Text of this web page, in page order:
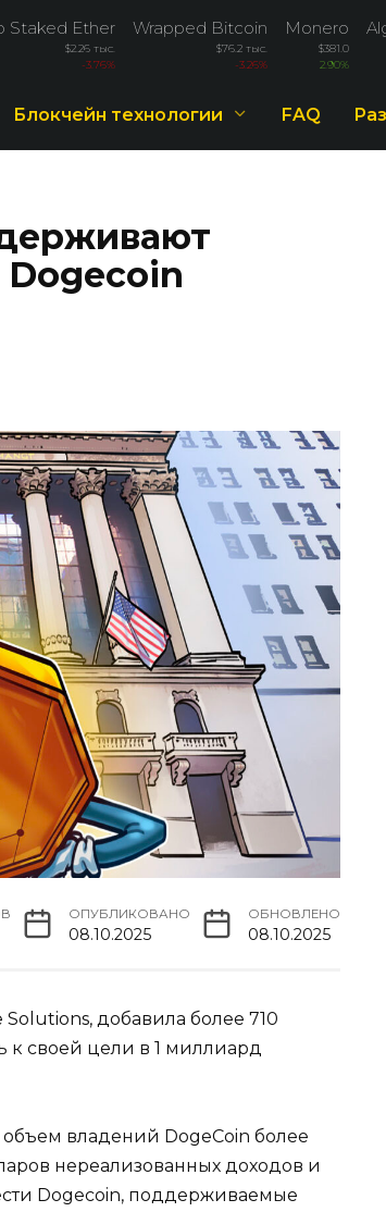
Staked Ether
$2.26 тыс.
-3.76%
Wrapped Bitcoin
$76.2 тыс.
-3.26%
Monero
$381.0
2.90%
Блокчейн технологии FAQ
Dogecoin
ОПУБЛИКОВАНО
08.10.2025
ОБНОВЛЕНО
08.10.2025
добавила более 710
к своей цели в 1 миллиард
владений DogeCoin более
нереализованных доходов и
Dogecoin, поддерживаемые